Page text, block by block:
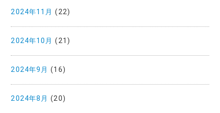
2024年11月 (22)
2024年10月 (21)
2024年9月 (16)
2024年8月 (20)